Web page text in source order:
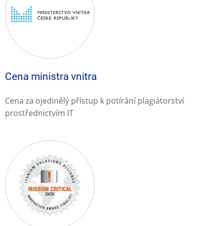
Cena ministra vnitra
Cena za ojedinělý přístup k potírání plagiátorství
prostřednictvím IT